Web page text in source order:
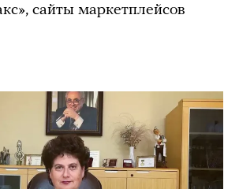
сайты маркетплейсов